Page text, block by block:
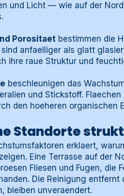
und Licht — wie auf der
Porositaet bestimmen die
anfaelliger als glatt
ihre raue Struktur und
beschleunigen das
und Stickstoff.
den hoeheren organischen
Standorte
erklaert,
Eine Terrasse auf der
Fliesen und Fugen, die
Die Reinigung
bleiben unveraendert.